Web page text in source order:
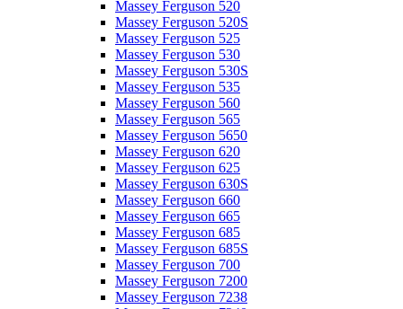
Massey Ferguson 520
Massey Ferguson 520S
Massey Ferguson 525
Massey Ferguson 530
Massey Ferguson 530S
Massey Ferguson 535
Massey Ferguson 560
Massey Ferguson 565
Massey Ferguson 5650
Massey Ferguson 620
Massey Ferguson 625
Massey Ferguson 630S
Massey Ferguson 660
Massey Ferguson 665
Massey Ferguson 685
Massey Ferguson 685S
Massey Ferguson 700
Massey Ferguson 7200
Massey Ferguson 7238